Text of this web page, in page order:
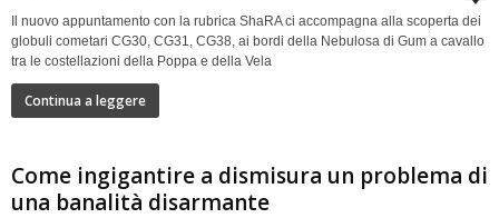
Il nuovo appuntamento con la rubrica ShaRA ci accompagna alla scoperta dei
globuli cometari CG30, CG31, CG38, ai bordi della Nebulosa di Gum a cavallo
tra le costellazioni della Poppa e della Vela
Continua a leggere
Come ingigantire a dismisura un problema di
una banalità disarmante